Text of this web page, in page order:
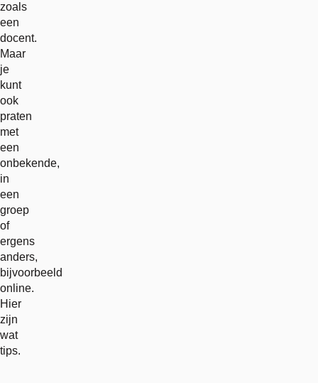
zoals
een
docent.
Maar
je
kunt
ook
praten
met
een
onbekende,
in
een
groep
of
ergens
anders,
bijvoorbeeld
online.
Hier
zijn
wat
tips.